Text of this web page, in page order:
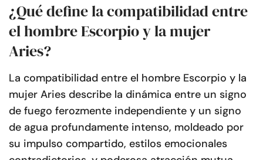
¿Qué define la compatibilidad entre
el hombre Escorpio y la mujer
Aries?
La compatibilidad entre el hombre Escorpio y la
mujer Aries describe la dinámica entre un signo
de fuego ferozmente independiente y un signo
de agua profundamente intenso, moldeado por
su impulso compartido, estilos emocionales